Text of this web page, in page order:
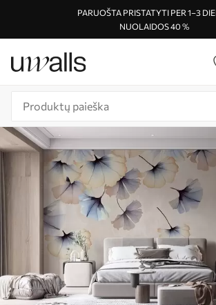
PARUOŠTA PRISTATYTI PER 1–3
NUOLAIDOS 40 %